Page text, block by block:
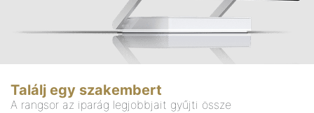
Találj egy szakembert
A rangsor az iparág legjobbjait gyűjti össze